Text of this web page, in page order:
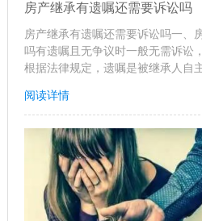
房产继承有遗嘱还需要诉讼吗
房产继承有遗嘱还需要诉讼吗一、
吗有遗嘱且无争议时一般无需诉讼
根据法律规定，遗嘱是被继承人自
阅读详情